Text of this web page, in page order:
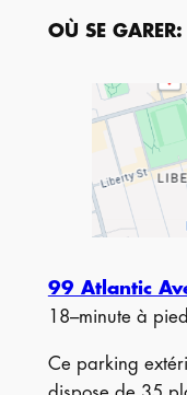
OÙ SE GARER:
99 Atlantic
18–minute à
Ce parking